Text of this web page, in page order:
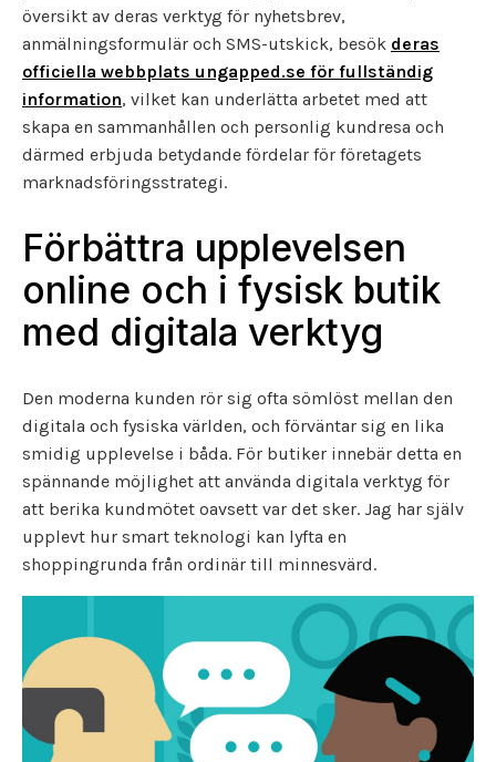
översikt av deras verktyg för nyhetsbrev,
anmälningsformulär och SMS-utskick, besök deras
officiella webbplats ungapped.se för fullständig
information, vilket kan underlätta arbetet med att
skapa en sammanhållen och personlig kundresa och
därmed erbjuda betydande fördelar för företagets
marknadsföringsstrategi.
Förbättra upplevelsen
online och i fysisk butik
med digitala verktyg
Den moderna kunden rör sig ofta sömlöst mellan den
digitala och fysiska världen, och förväntar sig en lika
smidig upplevelse i båda. För butiker innebär detta en
spännande möjlighet att använda digitala verktyg för
att berika kundmötet oavsett var det sker. Jag har själv
upplevt hur smart teknologi kan lyfta en
shoppingrunda från ordinär till minnesvärd.